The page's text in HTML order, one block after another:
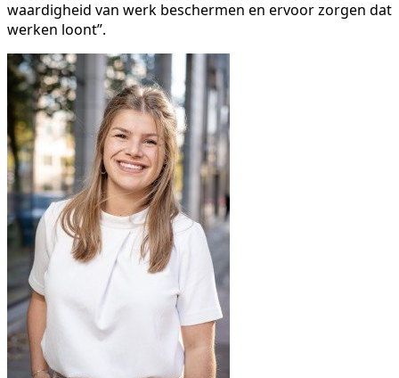
waardigheid van werk beschermen en ervoor zorgen dat
werken loont”.